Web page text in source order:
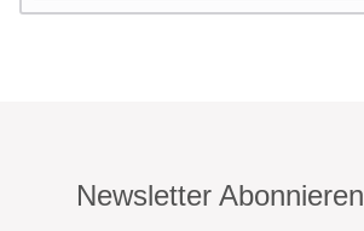
Newsletter Abonnieren